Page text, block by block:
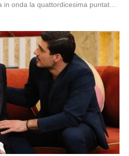
Ieri è andata in onda la quattordicesima puntata del Grande Fratello, come sempre ha condotto Alfonso Signorini accompagnato da Rebecca Staffelli, Cesara Buonamici e Beatrice Luzzi....